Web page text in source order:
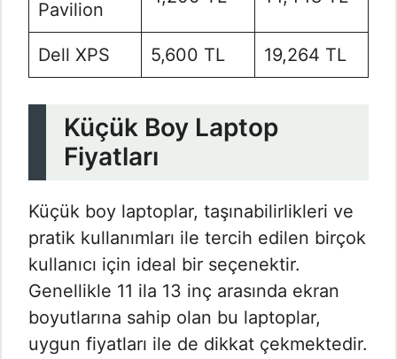
Pavilion
Dell XPS 5,600 TL 19,264 TL
Küçük Boy Laptop
Fiyatları
Küçük boy laptoplar, taşınabilirlikleri ve
pratik kullanımları ile tercih edilen birçok
kullanıcı için ideal bir seçenektir.
Genellikle 11 ila 13 inç arasında ekran
boyutlarına sahip olan bu laptoplar,
uygun fiyatları ile de dikkat çekmektedir.